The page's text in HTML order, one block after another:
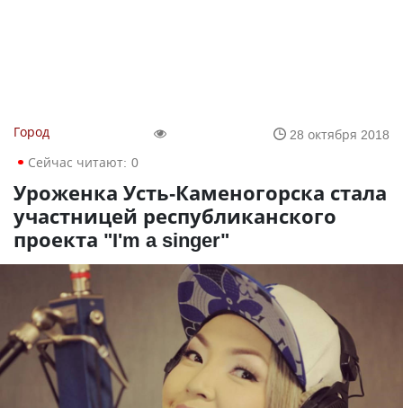
Город
28 октября 2018
Сейчас читают: 0
Уроженка Усть-Каменогорска стала
участницей республиканского
проекта "I'm a singer"